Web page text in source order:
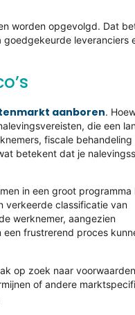
worden opgevolgd. Dat
leveranciers
aanboren.
die een
fiscale behandeling
betekent dat je
in een groot programma
verkeerde classificatie van
werknemer, aangezien
frustrerend proces
op zoek naar
of andere